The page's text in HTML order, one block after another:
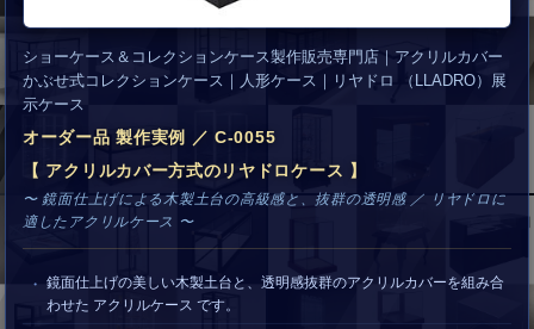
ショーケース＆コレクションケース製作販売専門店｜アクリルカバー
かぶせ式コレクションケース｜人形ケース｜リヤドロ （LLADRO）展
示ケース
オーダー品 製作実例 ／ C-0055
【 アクリルカバー方式のリヤドロケース 】
〜 鏡面仕上げによる木製土台の高級感と、抜群の透明感 ／ リヤドロに
適したアクリルケース 〜
鏡面仕上げの美しい木製土台と、透明感抜群のアクリルカバーを組み合
わせた アクリルケース です。